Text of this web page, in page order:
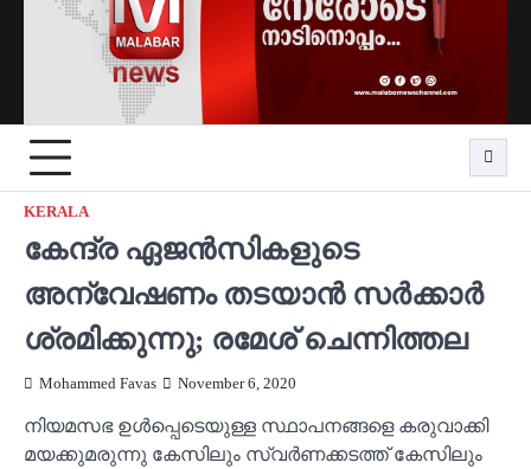
KERALA
കേന്ദ്ര ഏജന്‍സികളുടെ
അന്വേഷണം തടയാന്‍ സര്‍ക്കാര്‍
ശ്രമിക്കുന്നു; രമേശ് ചെന്നിത്തല
Mohammed Favas November 6, 2020
നിയമസഭ ഉള്‍പ്പെടെയുള്ള സ്ഥാപനങ്ങളെ കരുവാക്കി
മയക്കുമരുന്നു കേസിലും സ്വര്‍ണക്കടത്ത് കേസിലും